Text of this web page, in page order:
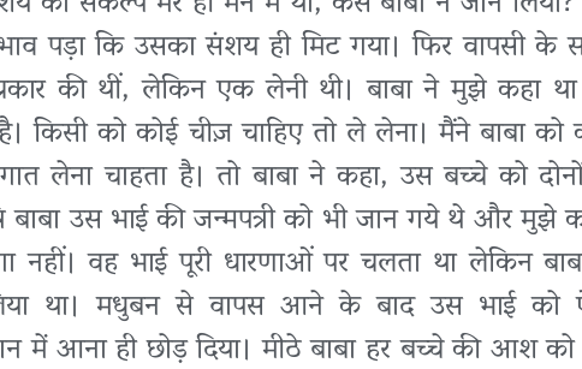
पड़ा कि उसका संशय ही मिट गया। फिर वापसी के
की थीं, लेकिन एक लेनी थी। बाबा ने मुझे कहा
किसी को कोई चीज़ चाहिए तो ले लेना। मैंने बाबा को
लेना चाहता है। तो बाबा ने कहा, उस बच्चे को
उस भाई की जन्मपत्री को भी जान गये थे और मुझे
वह भाई पूरी धारणाओं पर चलता था लेकिन
था। मधुबन से वापस आने के बाद उस भाई को
में आना ही छोड़ दिया। मीठे बाबा हर बच्चे की आश को